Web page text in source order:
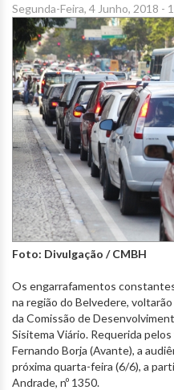
Segunda-Feira, 4 Junho, 2018 -
Foto: Divulgação / CMBH
Os engarrafamentos
na região do Belvedere,
da Comissão de
Sisitema Viário. Requerida
Fernando Borja (Avante), a
próxima quarta-feira (6/6), a
Andrade, nº 1350.